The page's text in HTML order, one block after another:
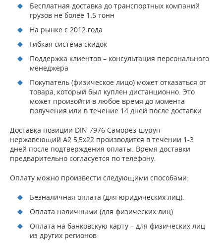
Бесплатная доставка до транспортных компаний
грузов не более 1.5 тонн
На рынке с 2012 года
Гибкая система скидок
Поддержка клиентов – консультация персонального
менеджера
Покупатель (физическое лицо) может отказаться от
товара, который был куплен дистанционно. Это
может произойти в любое время до момента
получения или в течение 14 дней после доставки
Доставка позиции DIN 7976 Саморез-шуруп
нержавеющий А2 5,5х22 производится в течении 1-3
дней после подтверждения оплаты. Время доставки
предварительно согласуется по телефону.
Оплату можно произвести следующими способами:
Безналичная оплата (для юридических лиц).
Оплата наличными (для физических лиц)
Оплата на банковскую карту – для физических лиц
из других регионов